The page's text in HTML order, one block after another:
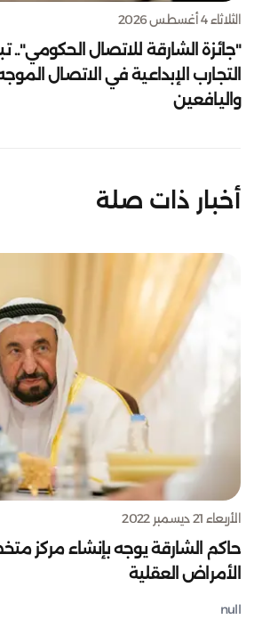
الثلاثاء 4 أغسطس 2026
"جائزة الشارقة للاتصال
التجارب الإبداعية في الاتصال
واليافعين
أخبار ذات صلة
الأربعاء 21 ديسمبر 2022
حاكم الشارقة يوجه بإنشاء مركز
الأمراض العقلية
null